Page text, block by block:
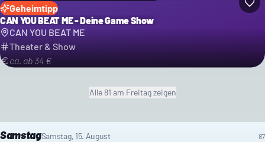
Geheimtipp
CAN YOU BEAT ME - Deine Game Show
CAN YOU BEAT ME
Theater & Show
ca. ab 34 €
Alle 81 am Freitagzeigen
SamstagSamstag, 15. August 87